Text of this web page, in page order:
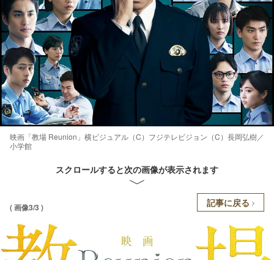
映画「教場 Reunion」横ビジュアル（C）フジテレビジョン（C）長岡弘樹／
小学館
スクロールすると次の画像が表示されます
( 画像3/3 ) 記事に戻る